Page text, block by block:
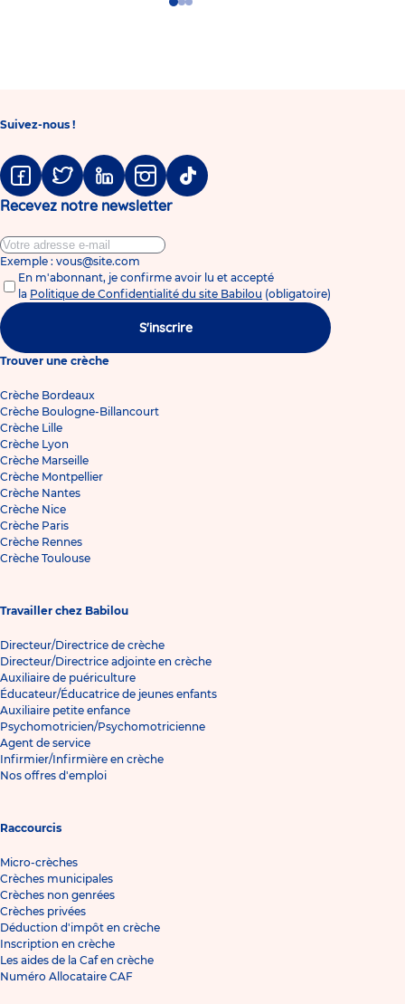
GoGoGo
Suivez-nous !
FacebookTwitter LinkedinInstagramTiktok
Recevez notre newsletter
Exemple : vous@site.com
En m'abonnant, je confirme avoir lu et accepté
la Politique de Confidentialité du site Babilou (obligatoire)
S'inscrire
Trouver une crèche
Crèche Bordeaux
Crèche Boulogne-Billancourt
Crèche Lille
Crèche Lyon
Crèche Marseille
Crèche Montpellier
Crèche Nantes
Crèche Nice
Crèche Paris
Crèche Rennes
Crèche Toulouse
Travailler chez Babilou
Directeur/Directrice de crèche
Directeur/Directrice adjointe en crèche
Auxiliaire de puériculture
Éducateur/Éducatrice de jeunes enfants
Auxiliaire petite enfance
Psychomotricien/Psychomotricienne
Agent de service
Infirmier/Infirmière en crèche
Nos offres d'emploi
Raccourcis
Micro-crèches
Crèches municipales
Crèches non genrées
Crèches privées
Déduction d'impôt en crèche
Inscription en crèche
Les aides de la Caf en crèche
Numéro Allocataire CAF